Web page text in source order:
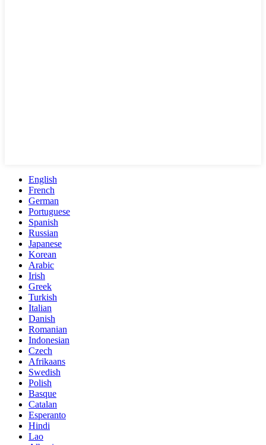
English
French
German
Portuguese
Spanish
Russian
Japanese
Korean
Arabic
Irish
Greek
Turkish
Italian
Danish
Romanian
Indonesian
Czech
Afrikaans
Swedish
Polish
Basque
Catalan
Esperanto
Hindi
Lao